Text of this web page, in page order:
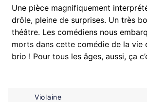
Une pièce magnifiquement
drôle, pleine de surprises. Un très
théâtre. Les comédiens nous
morts dans cette comédie de la vie
brio ! Pour tous les âges, aussi, ça
Violaine